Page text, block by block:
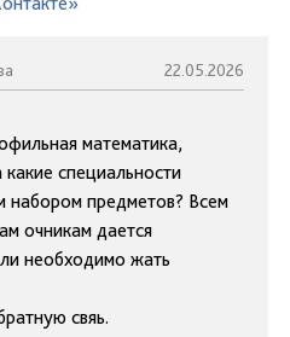
22.05.2026
математика,
специальности
набором предметов? Всем
очникам дается
необходимо жать
свяь.